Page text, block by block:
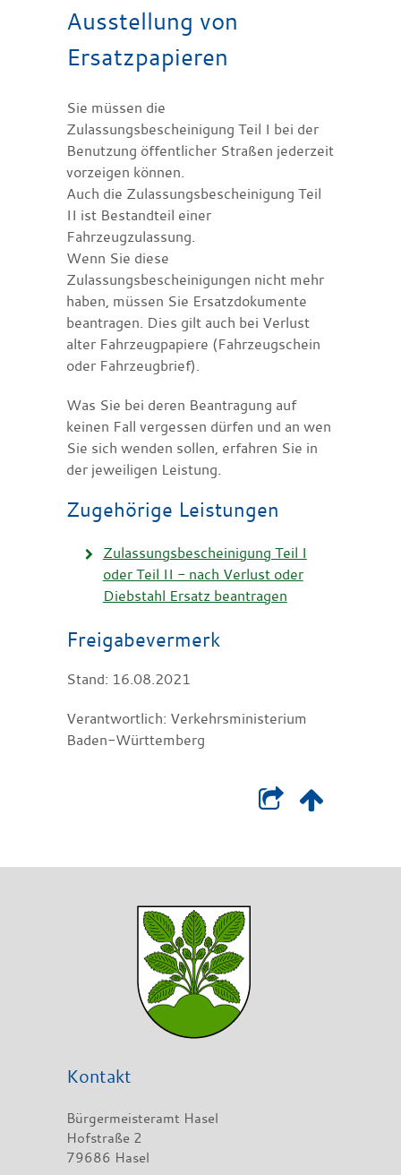
Ausstellung von
Ersatzpapieren
Sie müssen die
Zulassungsbescheinigung Teil I bei der
Benutzung öffentlicher Straßen jederzeit
vorzeigen können.
Auch die Zulassungsbescheinigung Teil
II ist Bestandteil einer
Fahrzeugzulassung.
Wenn Sie diese
Zulassungsbescheinigungen nicht mehr
haben, müssen Sie Ersatzdokumente
beantragen. Dies gilt auch bei Verlust
alter Fahrzeugpapiere (Fahrzeugschein
oder Fahrzeugbrief).
Was Sie bei deren Beantragung auf
keinen Fall vergessen dürfen und an wen
Sie sich wenden sollen, erfahren Sie in
der jeweiligen Leistung.
Zugehörige Leistungen
Zulassungsbescheinigung Teil I
oder Teil II - nach Verlust oder
Diebstahl Ersatz beantragen
Freigabevermerk
Stand: 16.08.2021
Verantwortlich: Verkehrsministerium
Baden-Württemberg
Kontakt
Bürgermeisteramt Hasel
Hofstraße 2
79686 Hasel